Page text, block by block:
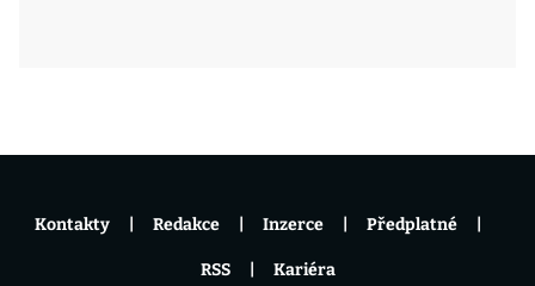
Kontakty Redakce Inzerce Předplatné
RSS Kariéra